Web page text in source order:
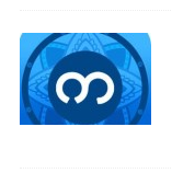
大旗英雄传.txt
大人物.txt